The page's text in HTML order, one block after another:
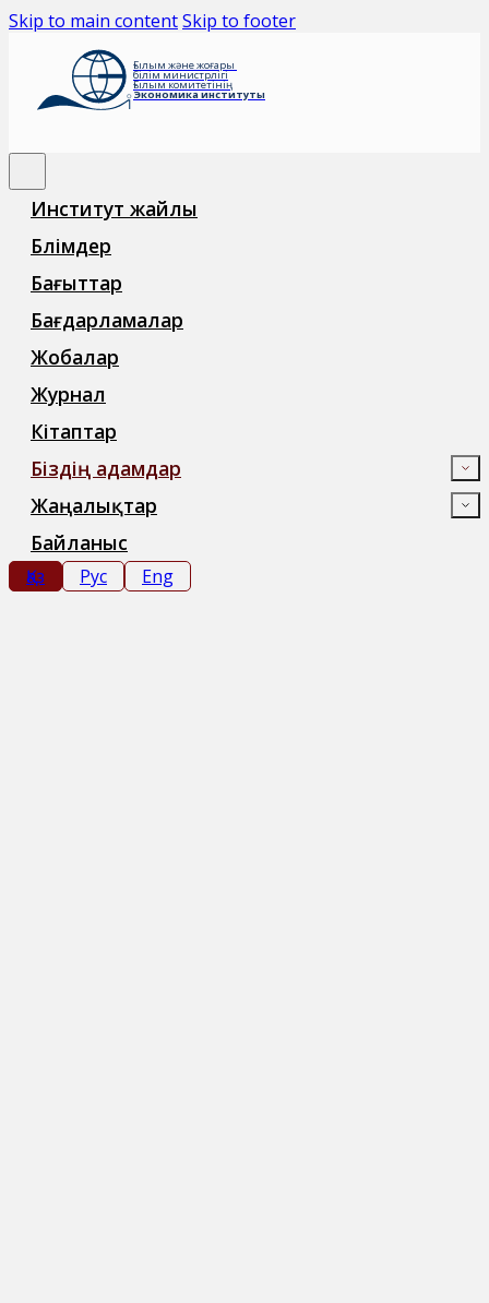
Skip to main contentSkip to footer
Ғылым және жоғары
білім министрлігі
Ғылым комитетінің
Экономика институты
Институт жайлы
Бөлімдер
Бағыттар
Бағдарламалар
Жобалар
Журнал
Кітаптар
Біздің адамдар
Жаңалықтар
Байланыс
Қаз Рус Eng